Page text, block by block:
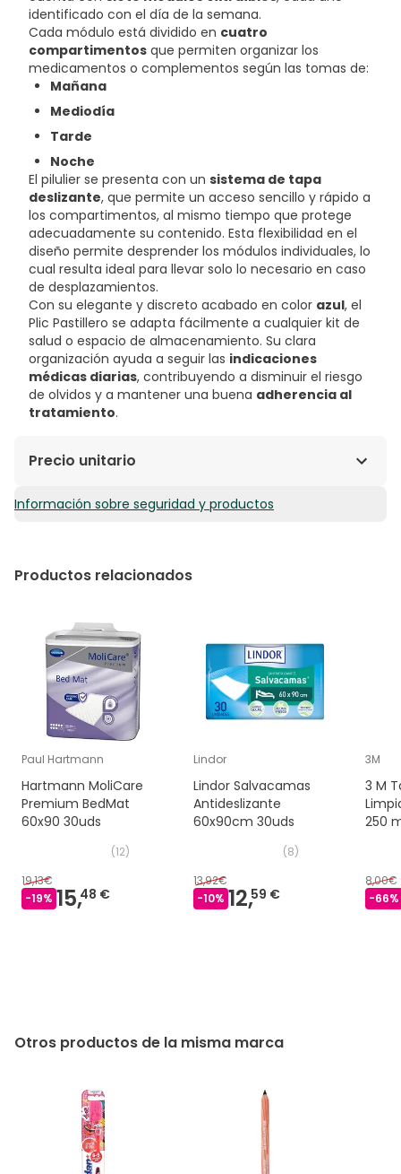
identificado con el día de la semana.
Cada módulo está dividido en cuatro
compartimentos que permiten organizar los
medicamentos o complementos según las tomas de:
Mañana
Mediodía
Tarde
Noche
El pilulier se presenta con un sistema de tapa
deslizante, que permite un acceso sencillo y rápido a
los compartimentos, al mismo tiempo que protege
adecuadamente su contenido. Esta flexibilidad en el
diseño permite desprender los módulos individuales, lo
cual resulta ideal para llevar solo lo necesario en caso
de desplazamientos.
Con su elegante y discreto acabado en color azul, el
Plic Pastillero se adapta fácilmente a cualquier kit de
salud o espacio de almacenamiento. Su clara
organización ayuda a seguir las indicaciones
médicas diarias, contribuyendo a disminuir el riesgo
de olvidos y a mantener una buena adherencia al
tratamiento.
Precio unitario
20,99€ / Unidades
Información sobre seguridad y productos
Productos relacionados
Paul Hartmann
Hartmann MoliCare
Premium BedMat
60x90 30uds
(12)
19,13€
-19% 15,48 €
Lindor
Lindor Salvacamas
Antideslizante
60x90cm 30uds
(8)
13,92€
-10% 12,59 €
3M
3 M
250
8,00€
-66%
Otros productos de la misma marca